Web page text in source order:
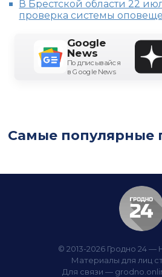
В Брестской области 22
проверка системы
Google
News
Подписывайся
в Google News
Самые популярные
© 2013-2026 Гродно 24 —
Материалы для лиц
Для связи —